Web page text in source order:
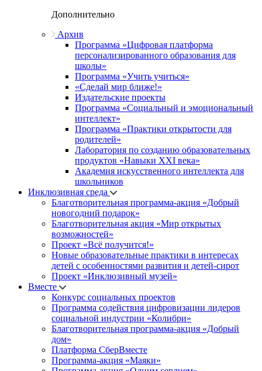
Дополнительно
Архив
Программа «Цифровая платформа
персонализированного образования для
школы»
Программа «Учить учиться»
«Сделай мир ближе!»
Издательские проекты
Программа «Социальный и эмоциональный
интеллект»
Программа «Практики открытости для
родителей»
Лаборатория по созданию образовательных
продуктов «Навыки XXI века»
Академия искусственного интеллекта для
школьников
Инклюзивная среда
Благотворительная программа-акция «Добрый
новогодний подарок»
Благотворительная акция «Мир открытых
возможностей»
Проект «Всё получится!»
Новые образовательные практики в интересах
детей с особенностями развития и детей-сирот
Проект «Инклюзивный музей»
Вместе
Конкурс социальных проектов
Программа содействия цифровизации лидеров
социальной индустрии «Колибри»
Благотворительная программа-акция «Добрый
дом»
Платформа СберВместе
Программа-акция «Маяки»